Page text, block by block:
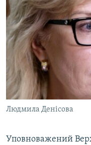
ВСЕ ЗА ДЕНЬ
СПЕЦПРОЕКТИ
ДЕПОРТАЦІЯ
ВІДЕОУРОКИ «ELIFBE»
СВІДЧЕННЯ ОКУПАЦІЇ
УКРАЇНСЬКА ПРОБЛЕМА
ІНФОГРАФІКА
ЯК ОБІЙТИ
Русский
Qırımtatar
ДОЛУЧАЙСЯ!
Людмила Денісова
Уповноважений